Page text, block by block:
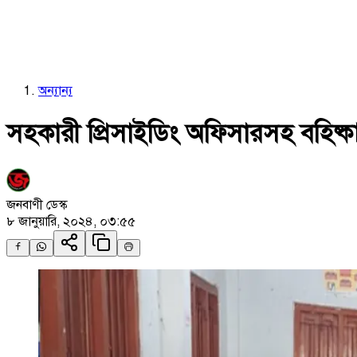
অন্যান্য
সহকারী প্রিসাইডিং অফিসারসহ
জনবাণী ডেস্ক
৮ জানুয়ারি, ২০২৪, ০৩:৫৫